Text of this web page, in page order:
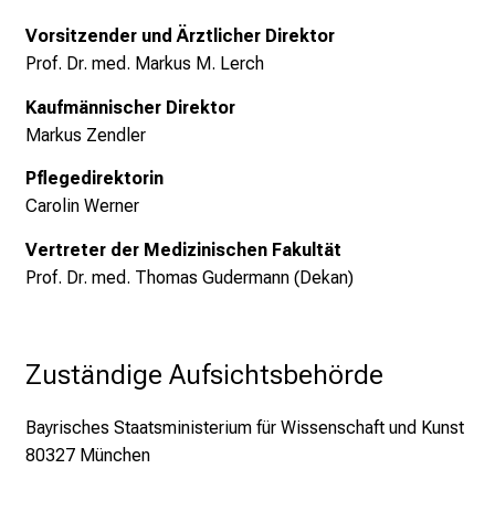
Vorsitzender und Ärztlicher Direktor
Prof. Dr. med. Markus M. Lerch
Kaufmännischer Direktor
Markus Zendler
Pflegedirektorin
Carolin Werner
Vertreter der Medizinischen Fakultät
Prof. Dr. med. Thomas Gudermann (Dekan)
Zuständige Aufsichtsbehörde
Bayrisches Staatsministerium für Wissenschaft und Kunst
80327 München